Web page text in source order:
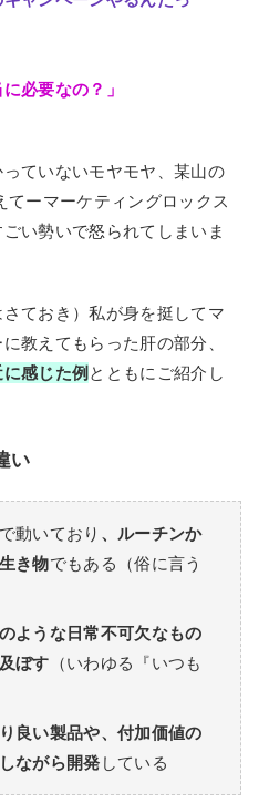
必要なの？」
ていないモヤモヤ、某山の
てーマーケティングロックス
い勢いで怒られてしまいま
さておき）私が身を挺してマ
教えてもらった肝の部分、
感じた例 とともにご紹介し
い
動いており 、ルーチンか
き物でもある（俗に言う
ような日常不可欠なもの
ぼす （いわゆる『いつも
良い製品や、付加価値の
ながら開発 している